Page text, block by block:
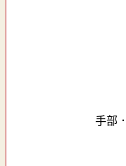
手部